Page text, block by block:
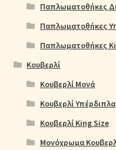
Παπλωματοθήκες
Παπλωματοθήκες
Παπλωματοθήκες
Κουβερλί
Κουβερλί Μονά
Κουβερλί Υπέρδιπλα
Κουβερλί King Size
Μονόχρωμα